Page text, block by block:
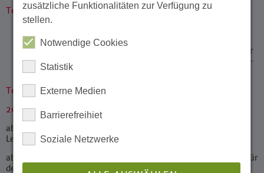
Termine
unter Termine
...auf der Seite „
“ veröffentlichen wir
zusätzlich reine Online-Veranstaltungen, z.B. Internet-
Übertragungen von Gottesdiensten.
Terminvorschau
2026
ab sofort:
Lebensrealitäten im ländlichen Raum
ab sofort:
Wegweisende Glaubensprojekte für
den KAIROS-Preis gesucht (Anmeldung bis 20. September)
zusätzliche Funktionalitäten zur Verfügung zu
stellen.
Notwendige Cookies
Statistik
Externe Medien
Barrierefreihiet
Soziale Netzwerke